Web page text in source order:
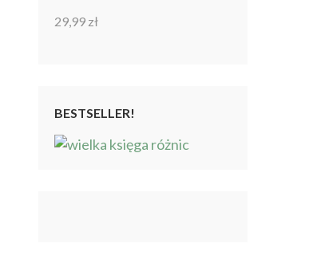
Oceniono
29,99 zł
BESTSELLER!